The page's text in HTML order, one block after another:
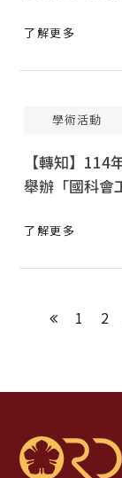
了解更多
學術活動
【轉知】
舉辦「國科會
了解更多
上一頁
1 2